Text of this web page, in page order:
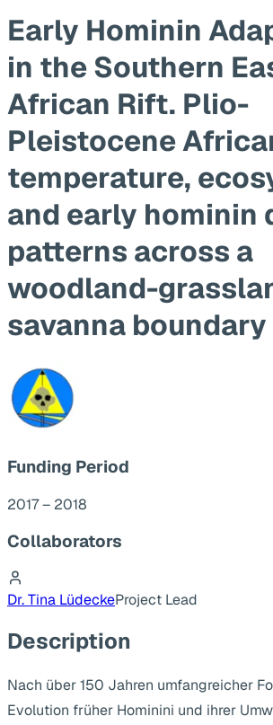
Early Hominin
in the Southern
African Rift. Plio-
Pleistocene
temperature,
and early hominin
patterns across a
woodland-
savanna boundary
Funding Period
2017 – 2018
Collaborators
Dr. Tina LüdeckeProject Lead
Description
Nach über 150 Jahren umfangreicher
Evolution früher Hominini und ihrer